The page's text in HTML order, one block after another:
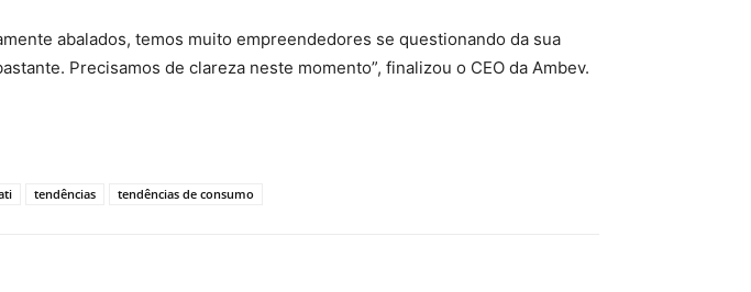
abalados, temos muito empreendedores se questionando da sua
Precisamos de clareza neste momento”, finalizou o CEO da Ambev.
tendências tendências de consumo